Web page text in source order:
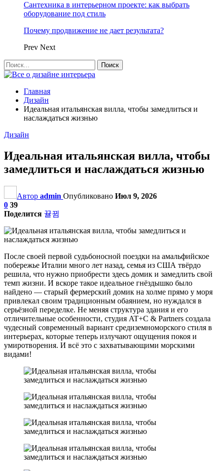
Сантехника в интерьерном проекте: как выбрать
оборудование под стиль
Почему продвижение не дает результата?
Prev Next
Главная
Дизайн
Идеальная итальянская вилла, чтобы замедлиться и
наслаждаться жизнью
Дизайн
Идеальная итальянская вилла, чтобы
замедлиться и наслаждаться жизнью
Автор admin Опубликовано Июл 9, 2026
0 39
Поделится
После своей первой судьбоносной поездки на амальфийское
побережье Италии много лет назад, семья из США твёрдо
решила, что нужно приобрести здесь домик и замедлить свой
темп жизни. И вскоре такое идеальное гнёздышко было
найдено — старый фермерский домик на холме прямо у моря
привлекал своим традиционным обаянием, но нуждался в
серьёзной переделке. Не меняя структура здания и его
отличительные особенности, студия AT+C & Partners создала
чудесный современный вариант средиземноморского стиля в
интерьерах, которые теперь излучают ощущения покоя и
умиротворения. И всё это с захватывающими морскими
видами!